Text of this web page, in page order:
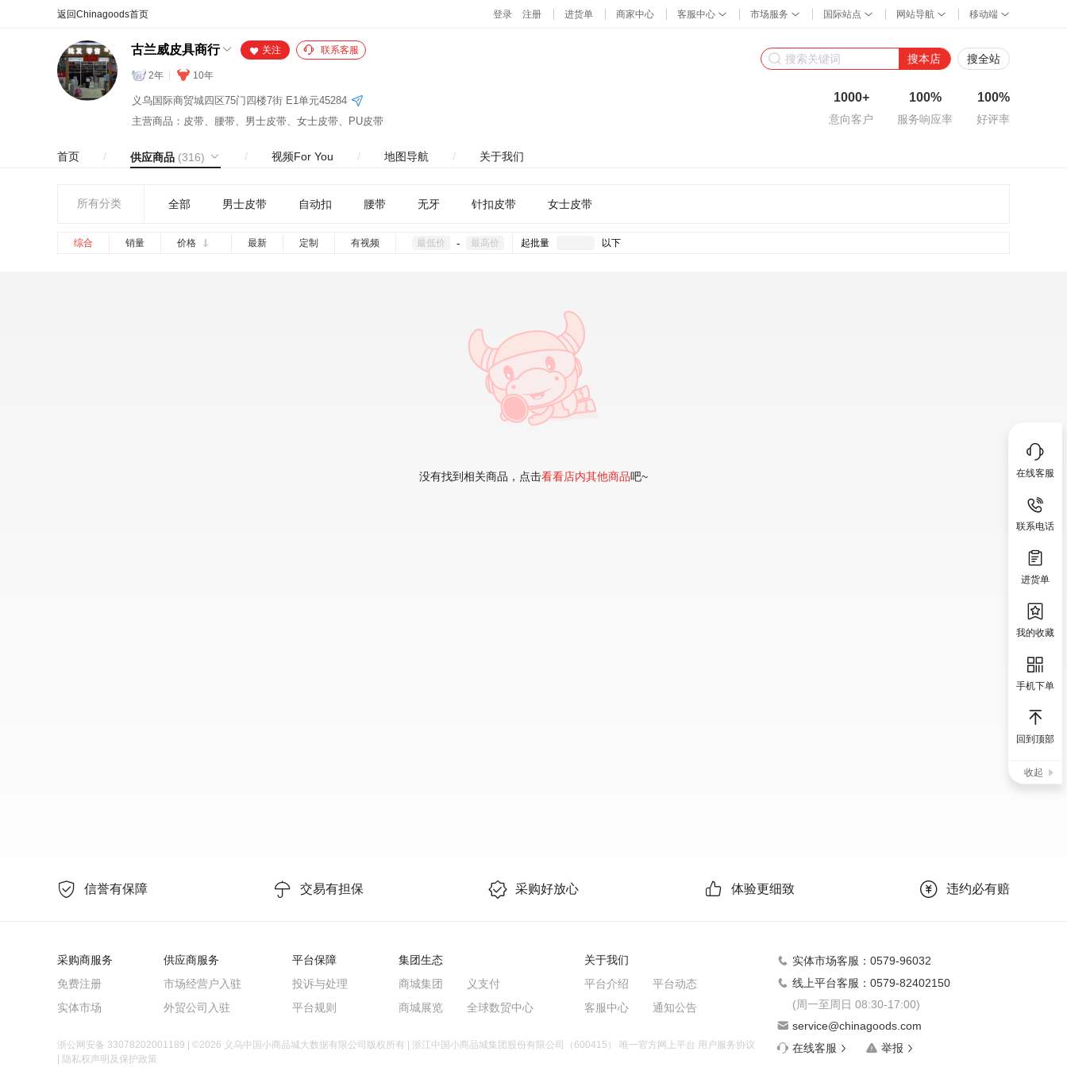
古兰威皮具商行
2年 10年
关注 联系客服
义乌国际商贸城四区75门四楼7街 E1单元45284
主营商品：皮带、腰带、男士皮带、女士皮带、PU皮带
搜本店 搜全站
1000+
意向客户
100%
服务响应率
100%
好评率
首页 / 供应商品 (316) / 视频For You / 地图导航 / 关于我们
所有分类 全部 男士皮带 自动扣 腰带 无牙 针扣皮带 女士皮带
综合 销量 价格 最新 定制 有视频 - 起批量 以下
没有找到相关商品，点击看看店内其他商品吧~ 在线客服
联系电话
进货单
我的收藏
手机下单
回到顶部
收起